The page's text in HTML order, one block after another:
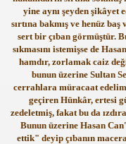
yine aynı şeyden şikâyet
sırtına bakmış ve henüz
sert bir çıban görmüştür.
sıkmasını istemişse de
hamdır, zorlamak caiz
bunun üzerine Sultan
cerrahlara müracaat
geçiren Hünkâr, ertesi
zedeletmiş, fakat bu da
Bunun üzerine Hasan
ettik" deyip çıbanın